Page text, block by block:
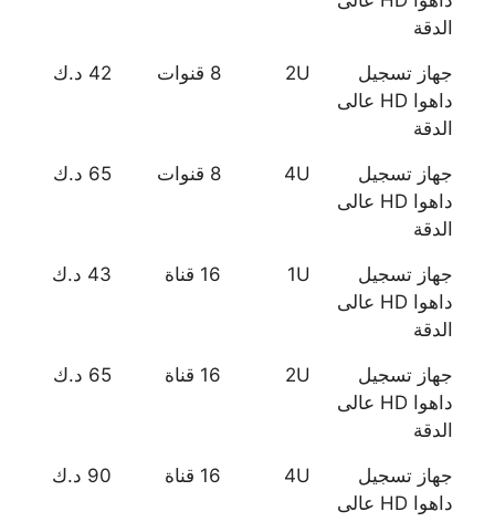
الدقة
جهاز تسجيل
داهوا HD عالى
الدقة
2U 8 قنوات 42 د.ك
جهاز تسجيل
داهوا HD عالى
الدقة
4U 8 قنوات 65 د.ك
جهاز تسجيل
داهوا HD عالى
الدقة
1U 16 قناة 43 د.ك
جهاز تسجيل
داهوا HD عالى
الدقة
2U 16 قناة 65 د.ك
جهاز تسجيل
داهوا HD عالى
4U 16 قناة 90 د.ك